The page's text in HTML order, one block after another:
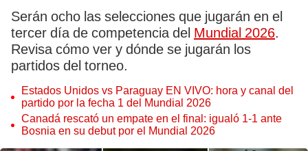
Serán ocho las selecciones que jugarán en el
tercer día de competencia del Mundial 2026.
Revisa cómo ver y dónde se jugarán los
partidos del torneo.
Estados Unidos vs Paraguay EN VIVO: hora y canal del
partido por la fecha 1 del Mundial 2026
Canadá rescató un empate en el final: igualó 1-1 ante
Bosnia en su debut por el Mundial 2026